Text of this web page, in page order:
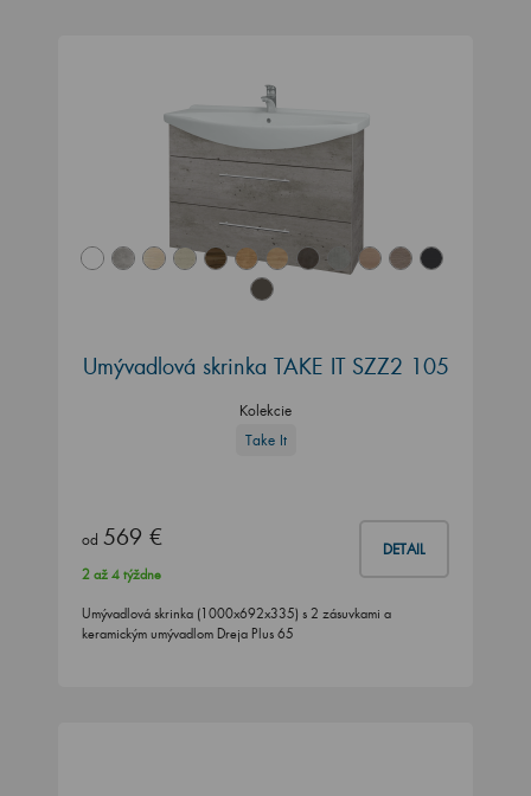
Umývadlová skrinka TAKE IT SZZ2 105
Kolekcie
Take It
od 569 € DETAIL
2 až 4 týždne
Umývadlová skrinka (1000x692x335) s 2 zásuvkami a
keramickým umývadlom Dreja Plus 65